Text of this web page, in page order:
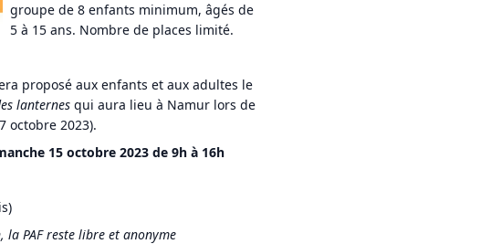
groupe de 8 enfants minimum, âgés de
5 à 15 ans. Nombre de places limité.
proposé aux enfants et aux adultes le
lanternesqui aura lieu à Namur lors de
octobre 2023).
15 octobre 2023 de 9h à 16h
PAF reste libre et anonyme